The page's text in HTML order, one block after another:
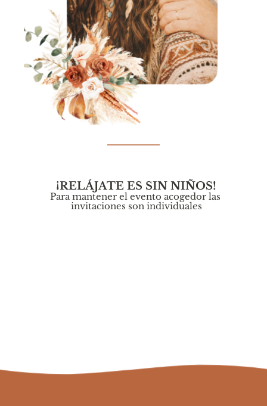
¡RELÁJATE ES SIN NIÑOS!
Para mantener el evento acogedor las
invitaciones son individuales